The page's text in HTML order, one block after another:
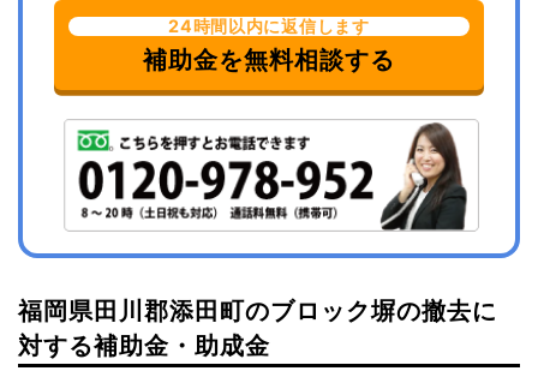
24時間以内に返信します
補助金を無料相談する
福岡県田川郡添田町のブロック塀の撤去に
対する補助金・助成金